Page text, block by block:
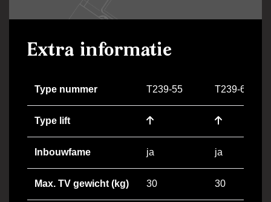
Extra informatie
Type nummer T239-55 T239-65
Type lift
Inbouwfame ja ja
Max. TV gewicht (kg) 30 30